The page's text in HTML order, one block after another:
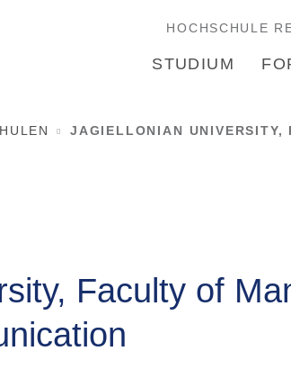
HOCHSCHULE
STUDIUM
JAGIELLONIAN UNIVERSITY,
Faculty of